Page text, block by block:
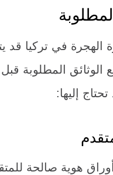
الهجرة في تركيا
المطلوبة
إليها:
هوية صالحة